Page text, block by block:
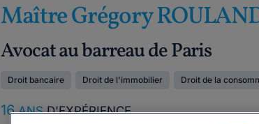
Maître Grégory
Avocat au barreau de Paris
Droit bancaire Droit de l'immobilier Droit de la
16ANSD'EXPÉRIENCE